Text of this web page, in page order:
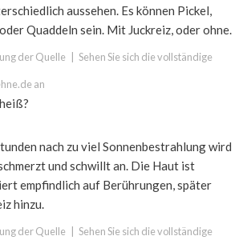
aussehen. Es können Pickel,
Quaddeln sein. Mit Juckreiz, oder ohne.
der Quelle Sehen Sie sich die vollständige
an
nach zu viel Sonnenbestrahlung wird
und schwillt an. Die Haut ist
empfindlich auf Berührungen, später
hinzu.
der Quelle Sehen Sie sich die vollständige